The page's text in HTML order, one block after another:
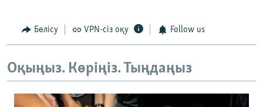
Бөлісу VPN-сіз оқу Follow us
Оқыңыз. Көріңіз. Тыңдаңыз